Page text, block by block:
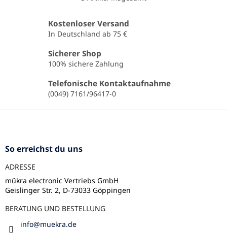
e
u
e
e
l
e
m
e
n
i
s
t
Kostenloser Versand
In Deutschland ab 75 €
Sicherer Shop
100% sichere Zahlung
Telefonische Kontaktaufnahme
(0049) 7161/96417-0
F
So erreichst du uns
ADRESSE
mükra electronic Vertriebs GmbH
Geislinger Str. 2, D-73033 Göppingen
BERATUNG UND BESTELLUNG
info@muekra.de